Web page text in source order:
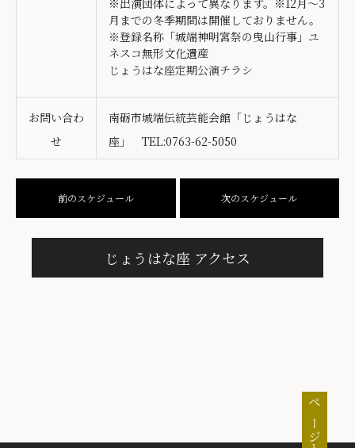
※出演団体によって異なります。※12月～3
月までの冬季期間は開催しておりません。
※登録名称「城端神明宮祭の曳山行事」ユ
ネスコ無形文化遺産
じょうはな座定期公演チラシ
お問い合わ
せ
南砺市城端伝統芸能会館「じょうはな
座」 TEL:0763-62-5050
前のスケジュール 次のスケジュール
じょうはな座 アクセス